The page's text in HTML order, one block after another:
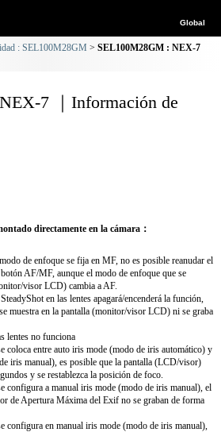
Global
: SEL100M28GM
SEL100M28GM : NEX-7
7 ｜Información de
directamente en la cámara：
de enfoque se fija en MF, no es posible reanudar el
AF/MF, aunque el modo de enfoque que se
visor LCD) cambia a AF.
en las lentes apagará/encenderá la función,
muestra en la pantalla (monitor/visor LCD) ni se graba
lentes no funciona
coloca entre auto iris mode (modo de iris automático) y
iris manual), es posible que la pantalla (LCD/visor)
y se restablezca la posición de foco.
configura a manual iris mode (modo de iris manual), el
de Apertura Máxima del Exif no se graban de forma
configura en manual iris mode (modo de iris manual),